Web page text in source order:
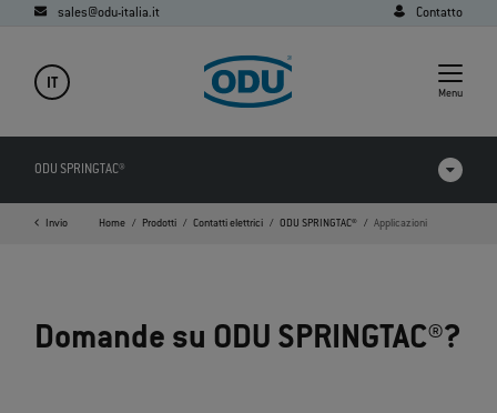
sales@odu-italia.it Contatto
IT
Menu
ODU SPRINGTAC®
Prodotti a confronto
Download
Invio Home Prodotti Contatti elettrici ODU SPRINGTAC® Applicazioni
Domande su ODU SPRINGTAC®?